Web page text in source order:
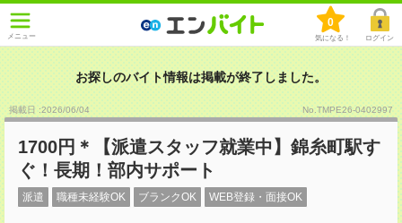
メニュー
0
気になる！ ログイン
お探しのバイト情報は掲載が終了しました。
掲載日 :2026/06/04 No.TMPE26-0402997
1700円＊【派遣スタッフ就業中】錦糸町駅す
ぐ！長期！部内サポート
派遣 職種未経験OK ブランクOK WEB登録・面接OK